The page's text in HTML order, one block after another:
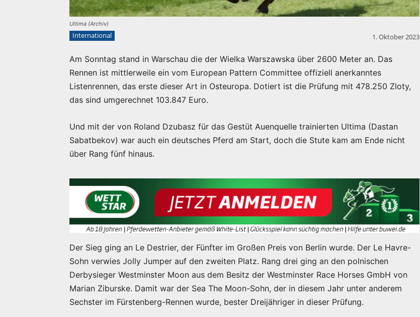
Ultima (Archiv)
International 1. Oktober 2023
Am Sonntag stand in Warschau die der Wielka Warszawska über 2600 Meter an. Das
Rennen ist mittlerweile ein vom European Pattern Committee offiziell anerkanntes
Listenrennen, das erste dieser Art in Osteuropa. Dotiert ist die Prüfung mit 478.250 Zloty,
das sind umgerechnet 103.847 Euro.
Und mit der von Roland Dzubasz für das Gestüt Auenquelle trainierten Ultima (Dastan
Sabatbekov) war auch ein deutsches Pferd am Start, doch die Stute kam am Ende nicht
über Rang fünf hinaus.
Der Sieg ging an Le Destrier, der Fünfter im Großen Preis von Berlin wurde. Der Le Havre-
Sohn verwies Jolly Jumper auf den zweiten Platz. Rang drei ging an den polnischen
Derbysieger Westminster Moon aus dem Besitz der Westminster Race Horses GmbH von
Marian Ziburske. Damit war der Sea The Moon-Sohn, der in diesem Jahr unter anderem
Sechster im Fürstenberg-Rennen wurde, bester Dreijähriger in dieser Prüfung.